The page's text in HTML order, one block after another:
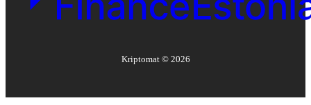
Kriptomat © 2026